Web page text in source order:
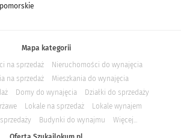
Mapa kategorii
na sprzedaż
Nieruchomości do wynajęcia
na sprzedaż
Mieszkania do wynajęcia
Domy do wynajęcia
Działki do sprzedaży
Lokale na sprzedaż
Lokale wynajem
Budynki do wynajmu
Więcej...